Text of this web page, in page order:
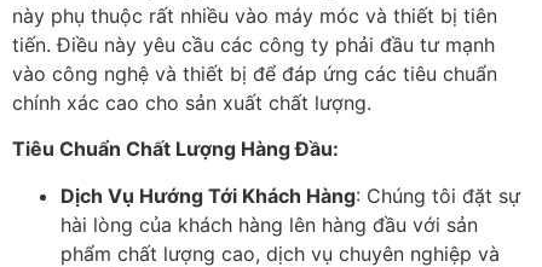
này phụ thuộc rất nhiều vào máy móc và thiết bị tiên
tiến. Điều này yêu cầu các công ty phải đầu tư mạnh
vào công nghệ và thiết bị để đáp ứng các tiêu chuẩn
chính xác cao cho sản xuất chất lượng.
Tiêu Chuẩn Chất Lượng Hàng Đầu:
Dịch Vụ Hướng Tới Khách Hàng: Chúng tôi đặt sự
hài lòng của khách hàng lên hàng đầu với sản
phẩm chất lượng cao, dịch vụ chuyên nghiệp và